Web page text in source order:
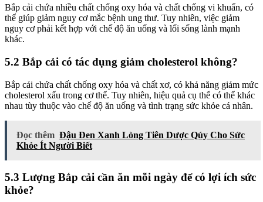
Bắp cải chứa nhiều chất chống oxy hóa và chất chống vi khuẩn, có
thể giúp giảm nguy cơ mắc bệnh ung thư. Tuy nhiên, việc giảm
nguy cơ phải kết hợp với chế độ ăn uống và lối sống lành mạnh
khác.
5.2 Bắp cải có tác dụng giảm cholesterol không?
Bắp cải chứa chất chống oxy hóa và chất xơ, có khả năng giảm mức
cholesterol xấu trong cơ thể. Tuy nhiên, hiệu quả cụ thể có thể khác
nhau tùy thuộc vào chế độ ăn uống và tình trạng sức khỏe cá nhân.
Đọc thêm Đậu Đen Xanh Lòng Tiên Dược Qúy Cho Sức
Khỏe Ít Người Biết
5.3 Lượng Bắp cải cần ăn mỗi ngày để có lợi ích sức
khỏe?